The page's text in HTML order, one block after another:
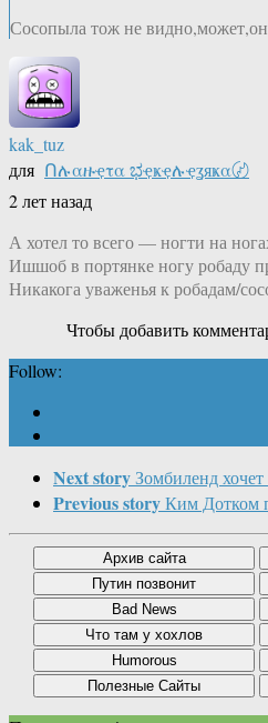
Сосопыла тож не
kak_tuz
для Ոሉαዙҿτα ಭҿҝҿሉҿʓяҝα〄
2 лет назад
А хотел то всего — ногти на
Ишшоб в портянке ногу робаду
Никакога уваженья к робадам/
Чтобы добавить
Follow:
Next storyЗомбиленд
Previous storyКим